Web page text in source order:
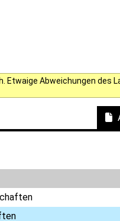
Abweichungen des